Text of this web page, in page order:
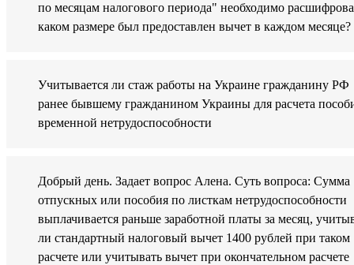
по месяцам налогового периода" необходимо
каком размере был предоставлен вычет в каждом месяце?
Учитывается ли стаж работы на Украине гражданину РФ
ранее бывшему гражданином Украины для расчета
временной нетрудоспособности
Добрый день. Задает вопрос Алена. Суть вопроса: Сумма
отпускных или пособия по листкам нетрудоспособности
выплачивается раньше заработной платы за месяц,
ли стандартный налоговый вычет 1400 рублей при таком
расчете или учитывать вычет при окончательном расчете